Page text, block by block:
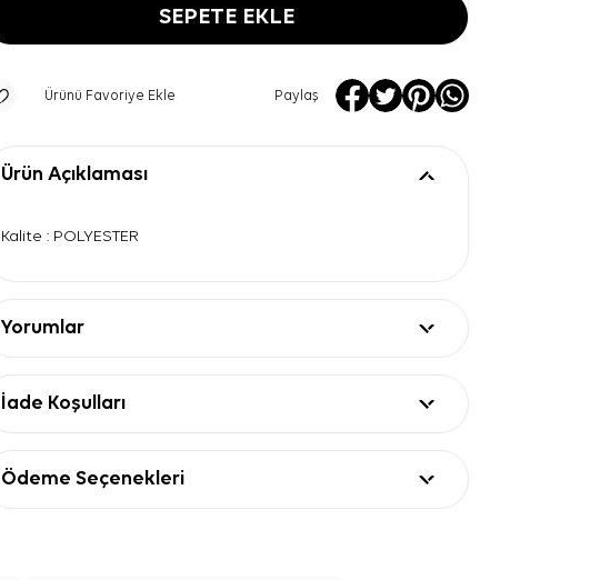
SEPETE EKLE
Ürünü Favoriye Ekle Paylaş
Ürün Açıklaması
Kalite : POLYESTER
Yorumlar
İade Koşulları
Ödeme Seçenekleri